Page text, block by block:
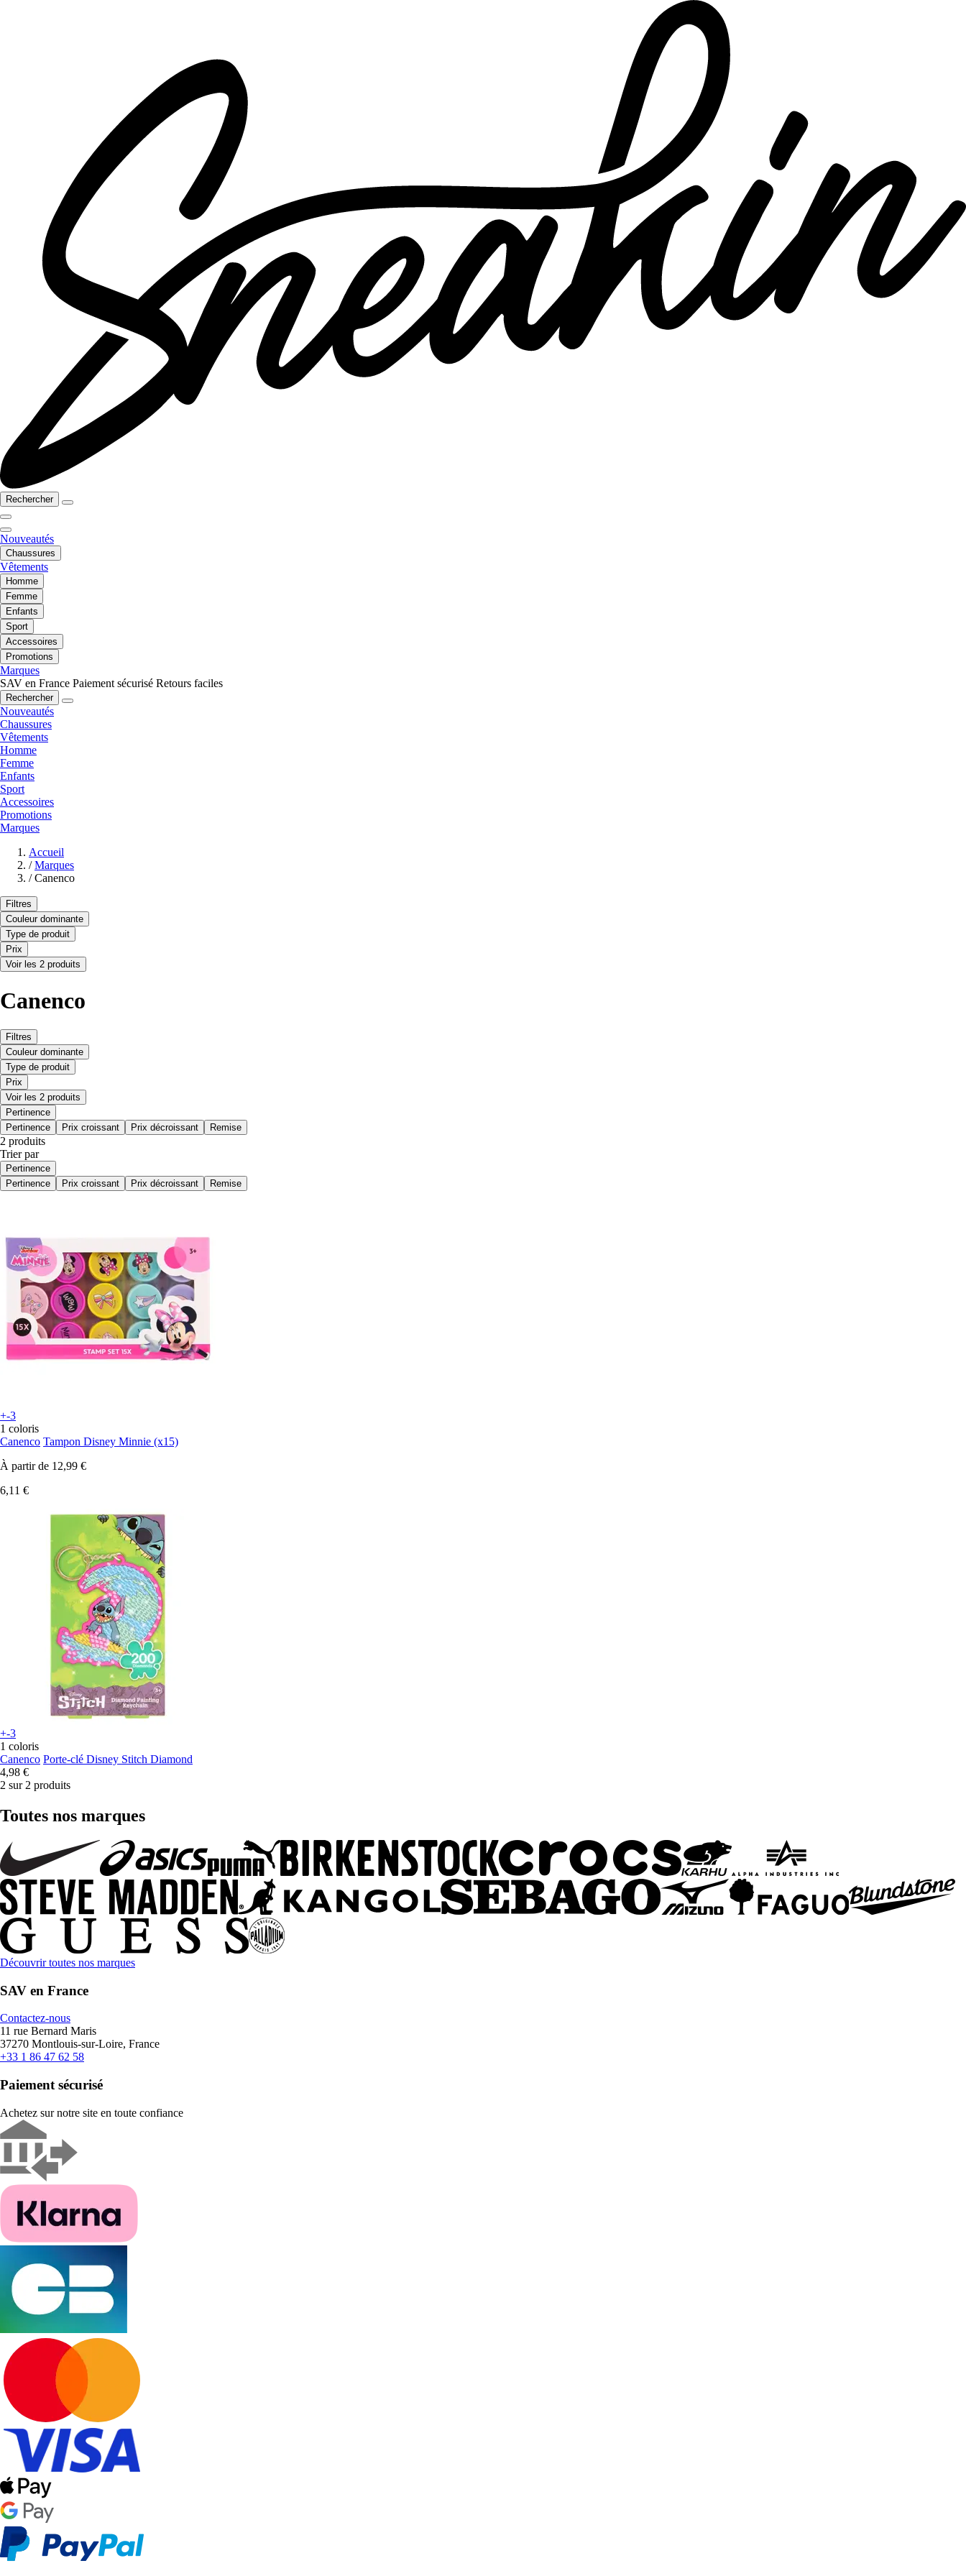
Rechercher
Nouveautés
Chaussures
Vêtements
Homme
Femme
Enfants
Sport
Accessoires
Promotions
Marques
SAV en France Paiement sécurisé Retours faciles
Rechercher
Nouveautés
Chaussures
Vêtements
Homme
Femme
Enfants
Sport
Accessoires
Promotions
Marques
Accueil
/ Marques
/ Canenco
Filtres
Couleur dominante
Type de produit
Prix
Voir les 2 produits
Canenco
Filtres
Couleur dominante
Type de produit
Prix
Voir les 2 produits
Pertinence
Pertinence
Prix croissant Prix décroissant Remise
2 produits
Trier par
Pertinence
Pertinence
Prix croissant Prix décroissant Remise
+-3
1 coloris
Canenco Tampon Disney Minnie (x15)
À partir de 12,99 €
6,11 €
+-3
1 coloris
Canenco Porte-clé Disney Stitch Diamond
4,98 €
2 sur 2 produits
Toutes nos marques
Découvrir toutes nos marques
SAV en France
Contactez-nous
11 rue Bernard Maris
37270 Montlouis-sur-Loire, France
+33 1 86 47 62 58
Paiement sécurisé
Achetez sur notre site en toute confiance